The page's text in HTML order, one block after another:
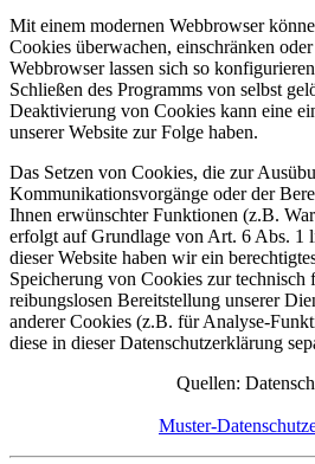
Mit einem modernen Webbrowser
Cookies überwachen, einschränken
Webbrowser lassen sich so
Schließen des Programms von selbst
Deaktivierung von Cookies kann eine
unserer Website zur Folge haben.
Das Setzen von Cookies, die zur
Kommunikationsvorgänge oder der
Ihnen erwünschter Funktionen (z.B.
erfolgt auf Grundlage von Art. 6 Abs.
dieser Website haben wir ein
Speicherung von Cookies zur technisch
reibungslosen Bereitstellung unserer
anderer Cookies (z.B. für Analyse-
diese in dieser Datenschutzerklärung
Quellen:
Muster-